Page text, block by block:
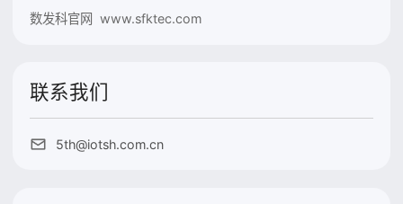
数发科官网 www.sfktec.com
联系我们
5th@iotsh.com.cn